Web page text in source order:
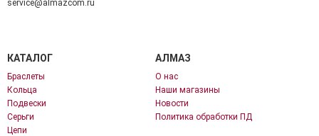
service@almazcom.ru
КАТАЛОГ
Браслеты
Кольца
Подвески
Серьги
Цепи
АЛМАЗ
О нас
Наши магазины
Новости
Политика обработки ПД